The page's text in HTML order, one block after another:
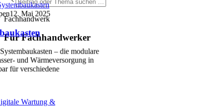
Fachhandwerk
Für Fachhandwerker
12. Mai 2025
– die modulare
und Wärmeversorgung in
für verschiedene
Wartung &